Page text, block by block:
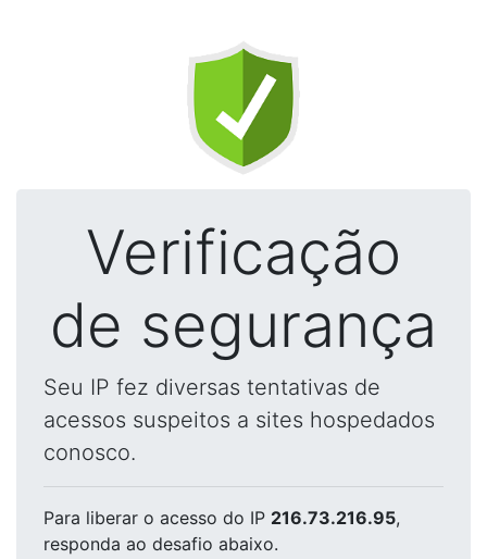
Verificação
de segurança
Seu IP fez diversas tentativas de
acessos suspeitos a sites hospedados
conosco.
Para liberar o acesso do IP 216.73.216.95,
responda ao desafio abaixo.